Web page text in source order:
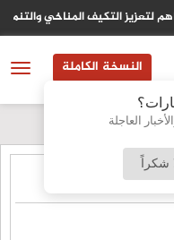
العاجلة
شكراً
لتعزيز التكيف المناخي والتنمية
النسخة الكاملة